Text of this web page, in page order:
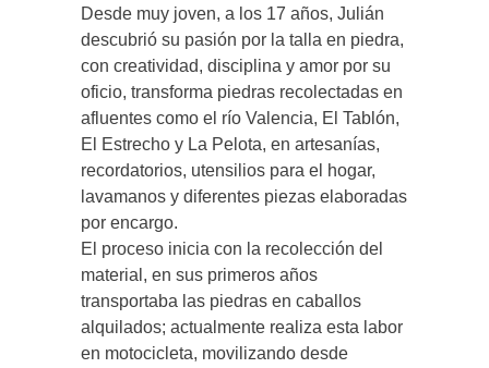
Desde muy joven, a los 17 años, Julián
descubrió su pasión por la talla en piedra,
con creatividad, disciplina y amor por su
oficio, transforma piedras recolectadas en
afluentes como el río Valencia, El Tablón,
El Estrecho y La Pelota, en artesanías,
recordatorios, utensilios para el hogar,
lavamanos y diferentes piezas elaboradas
por encargo.
El proceso inicia con la recolección del
material, en sus primeros años
transportaba las piedras en caballos
alquilados; actualmente realiza esta labor
en motocicleta, movilizando desde